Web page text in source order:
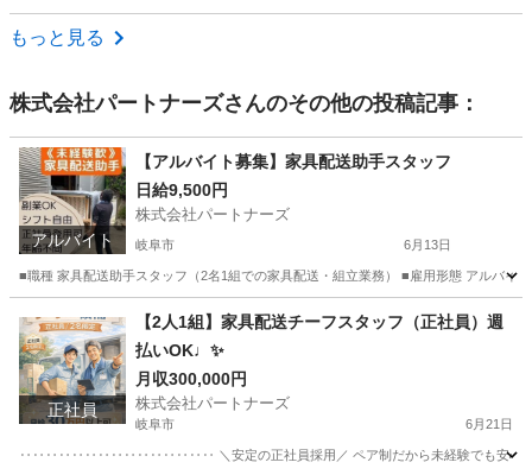
岐阜 中津川市
もっと見る
株式会社パートナーズさんのその他の投稿記事：
アルバイト
【アルバイト募集】家具配送助手スタッフ
日給9,500円
株式会社パートナーズ
岐阜市 6月13日
■職種 家具配送助手スタッフ（2名1組での家具配送・組立業務） ■雇用形態 アルバ
配送 岐阜 岐阜市 スタッフ
正社員
【2人1組】家具配送チーフスタッフ（正社員）週
払いOK♩✨
月収300,000円
株式会社パートナーズ
岐阜市 6月21日
‥‥‥‥‥‥‥‥‥‥‥‥‥‥‥ ＼安定の正社員採用／ ペア制だから未経験でも安心